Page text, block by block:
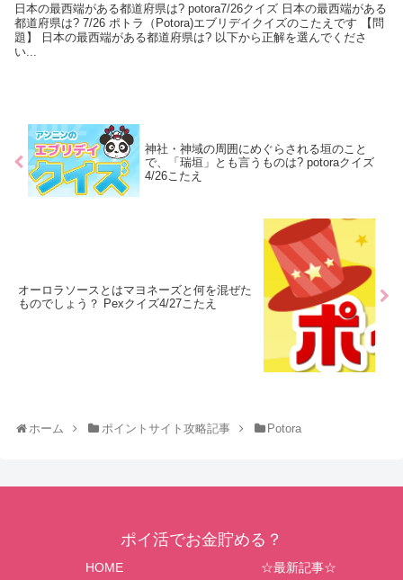
日本の最西端がある都道府県は? potora7/26クイズ 日本の最西端がある
都道府県は? 7/26 ポトラ（Potora)エブリデイクイズのこたえです 【問
題】 日本の最西端がある都道府県は? 以下から正解を選んでくださ
い...
神社・神域の周囲にめぐらされる垣のこと
で、「瑞垣」とも言うものは? potoraクイズ
4/26こたえ
オーロラソースとはマヨネーズと何を混ぜた
ものでしょう？ Pexクイズ4/27こたえ
ホーム ポイントサイト攻略記事 Potora
ポイ活でお金貯める？
HOME ☆最新記事☆